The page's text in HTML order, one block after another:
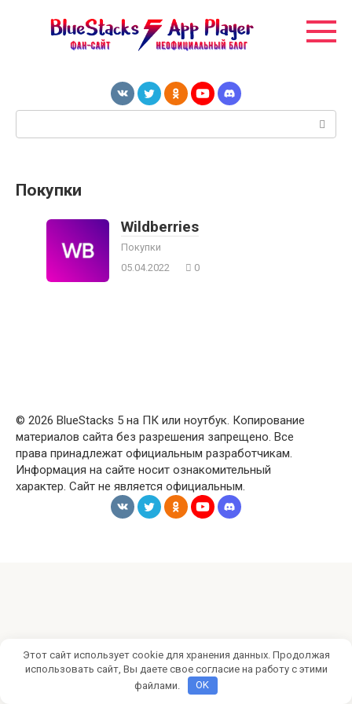
Покупки
Wildberries
Покупки
05.04.2022
0
© 2026 BlueStacks 5 на ПК или ноутбук. Копирование
материалов сайта без разрешения запрещено. Все
права принадлежат официальным разработчикам.
Информация на сайте носит ознакомительный
характер. Сайт не является официальным.
Этот сайт использует cookie для хранения данных. Продолжая
использовать сайт, Вы даете свое согласие на работу с этими
файлами.
OK